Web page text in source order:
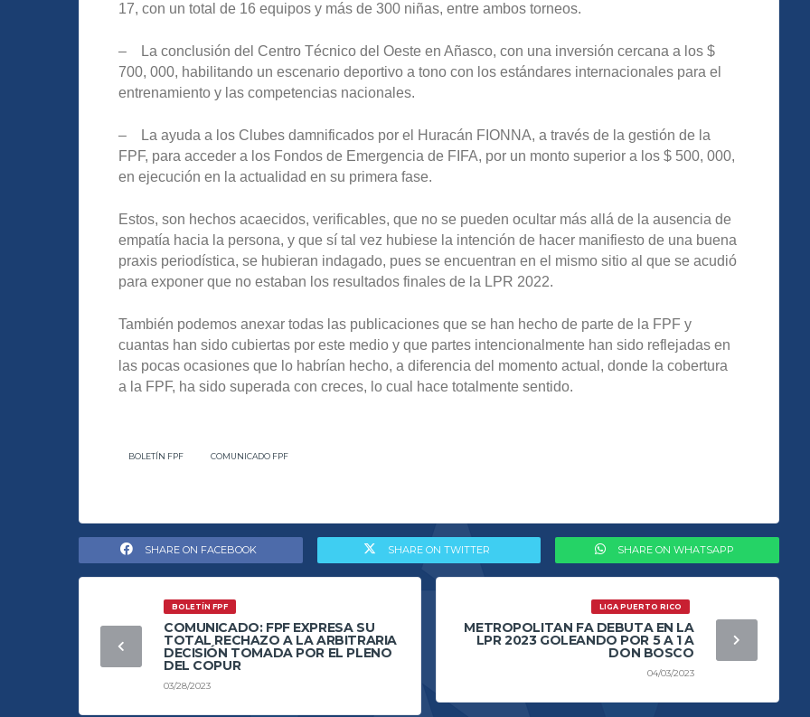
17, con un total de 16 equipos y más de 300 niñas, entre ambos torneos.
– La conclusión del Centro Técnico del Oeste en Añasco, con una inversión cercana a los $
700, 000, habilitando un escenario deportivo a tono con los estándares internacionales para el
entrenamiento y las competencias nacionales.
– La ayuda a los Clubes damnificados por el Huracán FIONNA, a través de la gestión de la
FPF, para acceder a los Fondos de Emergencia de FIFA, por un monto superior a los $ 500, 000,
en ejecución en la actualidad en su primera fase.
Estos, son hechos acaecidos, verificables, que no se pueden ocultar más allá de la ausencia de
empatía hacia la persona, y que sí tal vez hubiese la intención de hacer manifiesto de una buena
praxis periodística, se hubieran indagado, pues se encuentran en el mismo sitio al que se acudió
para exponer que no estaban los resultados finales de la LPR 2022.
También podemos anexar todas las publicaciones que se han hecho de parte de la FPF y
cuantas han sido cubiertas por este medio y que partes intencionalmente han sido reflejadas en
las pocas ocasiones que lo habrían hecho, a diferencia del momento actual, donde la cobertura
a la FPF, ha sido superada con creces, lo cual hace totalmente sentido.
BOLETÍN FPF COMUNICADO FPF
SHARE ON FACEBOOK SHARE ON TWITTER SHARE ON WHATSAPP
BOLETÍN FPF
COMUNICADO: FPF EXPRESA SU
TOTAL RECHAZO A LA ARBITRARIA
DECISIÓN TOMADA POR EL PLENO
DEL COPUR
03/28/2023
LIGA PUERTO RICO
METROPOLITAN FA DEBUTA EN LA
LPR 2023 GOLEANDO POR 5 A 1 A
DON BOSCO
04/03/2023